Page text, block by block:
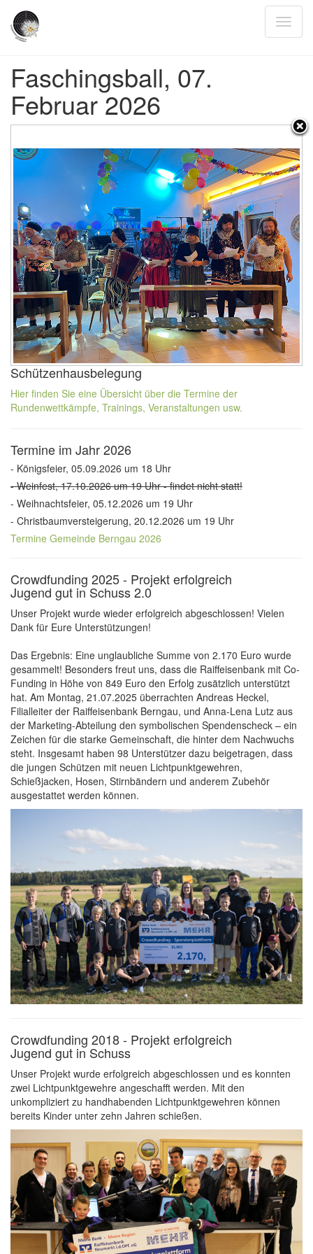
Faschingsball, 07.
Februar 2026
Schützenhausbelegung
Hier finden Sie eine Übersicht über die Termine der
Rundenwettkämpfe, Trainings, Veranstaltungen usw.
Termine im Jahr 2026
- Königsfeier, 05.09.2026 um 18 Uhr
- Weinfest, 17.10.2026 um 19 Uhr - findet nicht statt!
- Weihnachtsfeier, 05.12.2026 um 19 Uhr
- Christbaumversteigerung, 20.12.2026 um 19 Uhr
Termine Gemeinde Berngau 2026
Crowdfunding 2025 - Projekt erfolgreich
Jugend gut in Schuss 2.0
Unser Projekt wurde wieder erfolgreich abgeschlossen! Vielen
Dank für Eure Unterstützungen!
Das Ergebnis: Eine unglaubliche Summe von 2.170 Euro wurde
gesammelt! Besonders freut uns, dass die Raiffeisenbank mit Co-
Funding in Höhe von 849 Euro den Erfolg zusätzlich unterstützt
hat. Am Montag, 21.07.2025 überrachten Andreas Heckel,
Filialleiter der Raiffeisenbank Berngau, und Anna-Lena Lutz aus
der Marketing-Abteilung den symbolischen Spendenscheck – ein
Zeichen für die starke Gemeinschaft, die hinter dem Nachwuchs
steht. Insgesamt haben 98 Unterstützer dazu beigetragen, dass
die jungen Schützen mit neuen Lichtpunktgewehren,
Schießjacken, Hosen, Stirnbändern und anderem Zubehör
ausgestattet werden können.
Crowdfunding 2018 - Projekt erfolgreich
Jugend gut in Schuss
Unser Projekt wurde erfolgreich abgeschlossen und es konnten
zwei Lichtpunktgewehre angeschafft werden. Mit den
unkompliziert zu handhabenden Lichtpunktgewehren können
bereits Kinder unter zehn Jahren schießen.